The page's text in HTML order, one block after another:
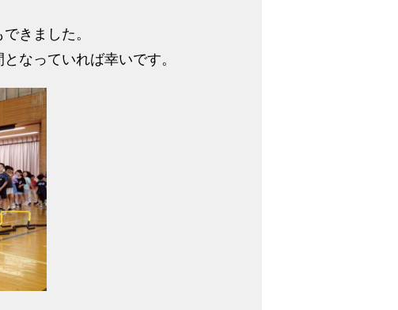
きました。
なっていれば幸いです。